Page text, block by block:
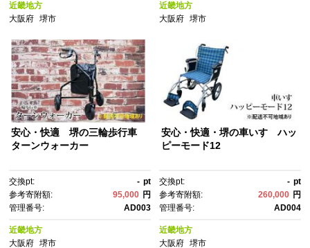
近畿地方
大阪府
堺市
近畿地方
大阪府 堺市
安心・快適 堺の三輪歩行車
ターンウォーカー
交換pt: - pt
参考寄附額:
95,000 円
管理番号:
AD003
近畿地方
大阪府
堺市
安心・快適・堺の車いす ハッ
ピーモード12
交換pt: - pt
参考寄附額:
260,000 円
管理番号:
AD004
近畿地方
大阪府 堺市